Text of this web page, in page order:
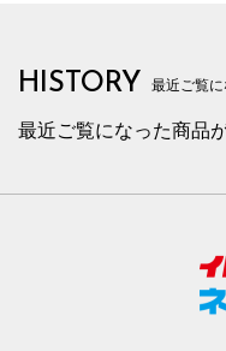
HISTORY 最近ご覧
最近ご覧になった商品